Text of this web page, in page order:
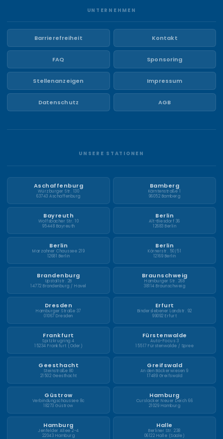
UNTERNEHMEN
Barrierefreiheit Kontakt
FAQ Sponsoring
Stellenanzeigen Impressum
Datenschutz AGB
UNSERE STATIONEN
Aschaffenburg
Würzburger Str. 130
63743 Aschaffenburg
Bamberg
Kärntenstraße 1
96052 Bamberg
Bayreuth
Wolfsbacher Str. 10
95448 Bayreuth
Berlin
Alt-Biesdorf 36
12683 Berlin
Berlin
Marzahner Chaussee 219
12681 Berlin
Berlin
Körnerstr. 50/51
12169 Berlin
Brandenburg
Upstallstr. 2B
14772 Brandenburg / Havel
Braunschweig
Hamburger Str. 268
38114 Braunschweig
Dresden
Hamburger Straße 37
01067 Dresden
Erfurt
Binderslebener Landstr. 92
99092 Erfurt
Frankfurt
Spitzkrugring 4
15234 Frankfurt (Oder)
Fürstenwalde
Auto-Focus 3
15517 Fürstenwalde / Spree
Geesthacht
Steinstraße 80
21502 Geesthacht
Greifswald
An den Bäckerwiesen 9
17489 Greifswald
Güstrow
Verbindungschaussee 8c
18273 Güstrow
Hamburg
Curslacker Neuer Deich 66
21029 Hamburg
Hamburg
Jenfelder Allee 2-4
22043 Hamburg
Halle
Berliner Str. 238
06122 Halle (Saale)